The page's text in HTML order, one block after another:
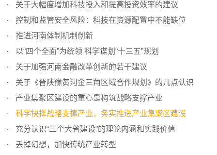
关于大幅度增加科技投入和提高投资效率的建议
控制和监管安全风险：科技在资源配置中不能缺位
推进河南体制机制创新
以“四个全面”为统领 科学谋划“十三五”规划
关于加强河南金融改革创新的若干建议
关于《晋陕豫黄河金三角区域合作规划》的几点认识
产业集聚区建设的重心是构筑战略支撑产业
科学抉择战略支撑产业，务实推进产业集聚区建设
充分认识“三个大省建设”的理论内涵和实践价值
丢掉幻想，加快传统产业转型